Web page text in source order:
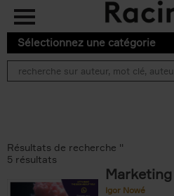
Aller au contenu principal
Sélectionnez une catégorie
Résultats de recherche ''
5 résultats
Marketing
Igor Nowé